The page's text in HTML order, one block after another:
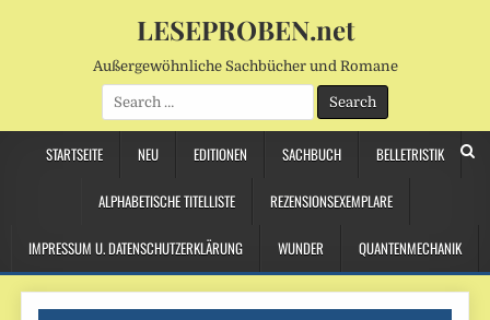
LESEPROBEN.net
Außergewöhnliche Sachbücher und Romane
Search
for:
STARTSEITE NEU EDITIONEN SACHBUCH BELLETRISTIK
ALPHABETISCHE TITELLISTE REZENSIONSEXEMPLARE
IMPRESSUM U. DATENSCHUTZERKLÄRUNG WUNDER QUANTENMECHANIK